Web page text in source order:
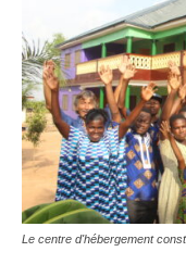
Le centre d'hébergement